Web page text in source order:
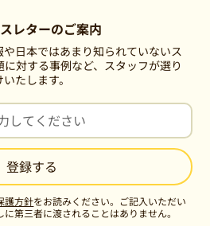
レターのご案内
日本ではあまり知られていないス
対する事例など、スタッフが選り
たします。
護方針をお読みください。ご記入いただい
第三者に渡されることはありません。